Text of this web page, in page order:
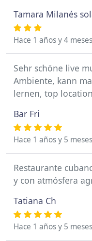
Tamara Milanés
Hace 1 años y 4 meses
Sehr schöne live
Ambiente, kann
lernen, top location
Bar Fri
Hace 1 años y 5 meses
Restaurante
y con atmósfera
Tatiana Ch
Hace 1 años y 5 meses